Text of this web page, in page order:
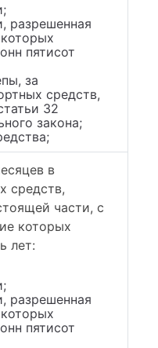
разрешенная
пятисот
за
средств,
32
закона;
в
средств,
части, с
которых
лет:
разрешенная
пятисот